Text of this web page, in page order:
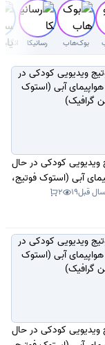
بوک‌هاب رسانیکا
ویدیویی کودکی در حال
آبی (استوک فوتیج،
موشن گرافیک)
19
2
ویدیویی کودکی در حال